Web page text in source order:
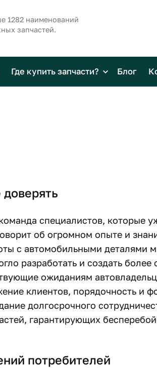
1282 наименований
запчастей.
Где купить запчасти? Блог
специалистов, которые
об огромном опыте и
с автомобильными деталями
разработать и создать
ожиданиям
клиентов, порядочность и
долгосрочного
гарантирующих
потребителей